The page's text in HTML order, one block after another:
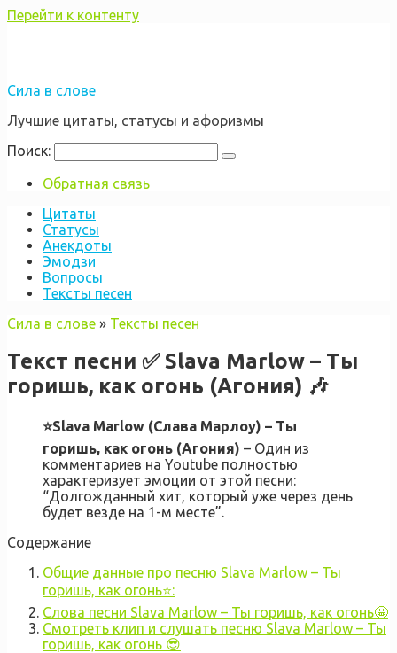
Перейти к контенту
Сила в слове
Лучшие цитаты, статусы и афоризмы
Поиск:
Обратная связь
Цитаты
Статусы
Анекдоты
Эмодзи
Вопросы
Тексты песен
Сила в слове » Тексты песен
Текст песни ✅ Slava Marlow – Ты
горишь, как огонь (Агония) 🎶
⭐Slava Marlow (Слава Марлоу) – Ты
горишь, как огонь (Агония) – Один из
комментариев на Youtube полностью
характеризует эмоции от этой песни:
“Долгожданный хит, который уже через день
будет везде на 1-м месте”.
Содержание
Общие данные про песню Slava Marlow – Ты
горишь, как огонь⭐:
Слова песни Slava Marlow – Ты горишь, как огонь🤩
Смотреть клип и слушать песню Slava Marlow – Ты
горишь, как огонь 😎